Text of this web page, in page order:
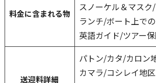
料金に含まれる物
スノーケル＆マスク
ランチ/ボート上で
英語ガイド/ツアー
送迎料詳細
パトン/カタ/カロ
カマラ/コシレイ地